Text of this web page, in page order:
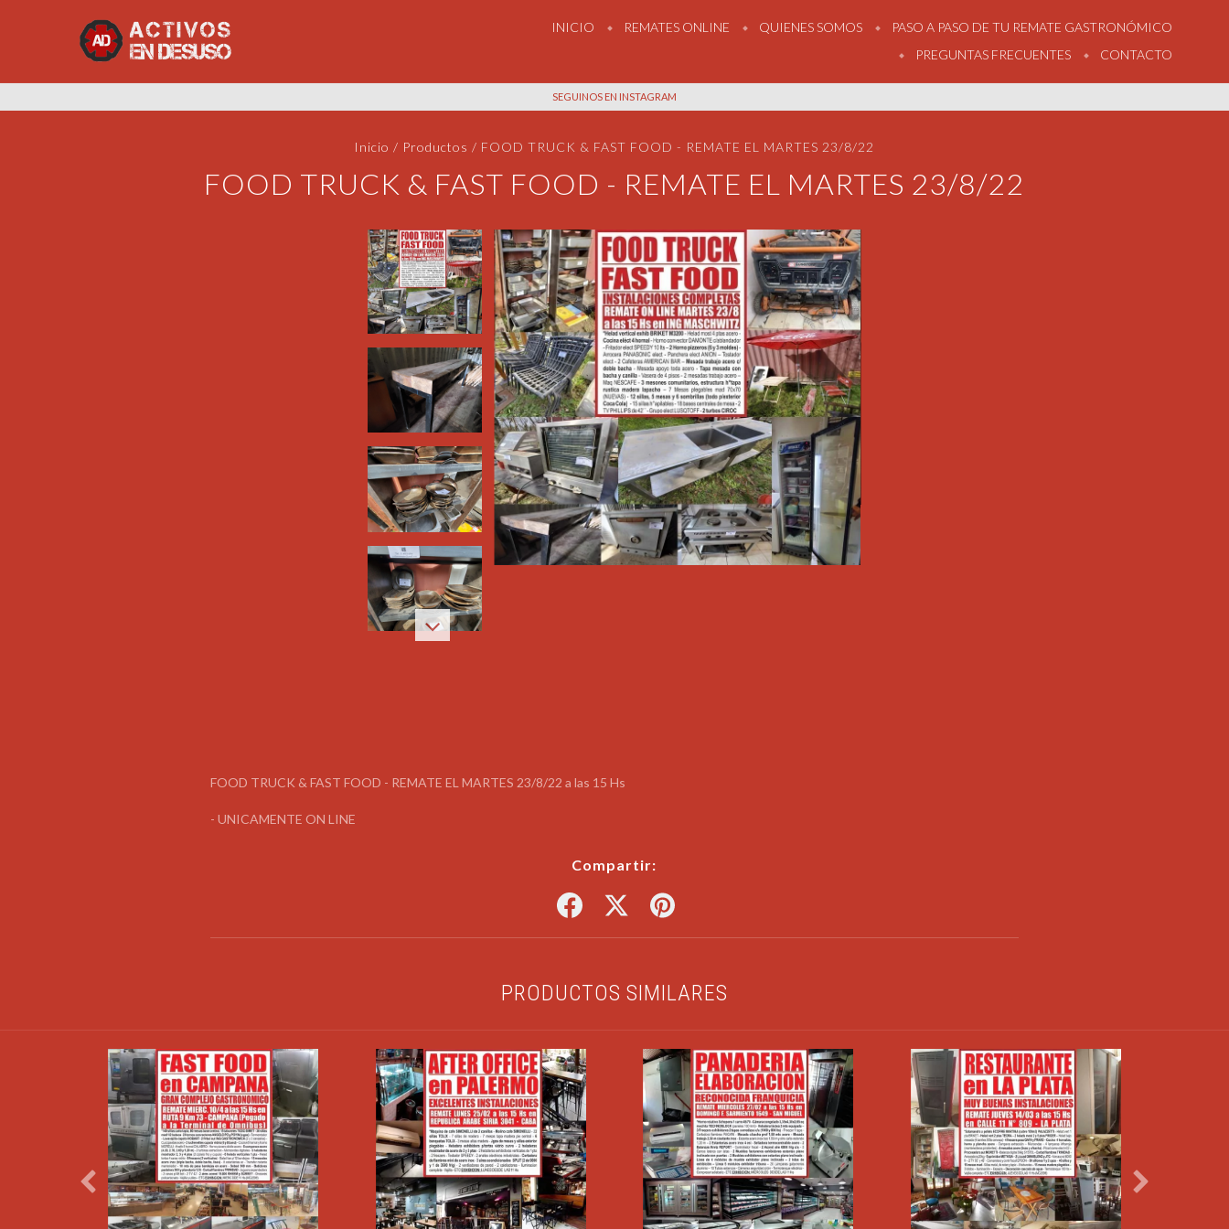
INICIO REMATES ONLINE QUIENES SOMOS
PASO A PASO DE TU REMATE GASTRONÓMICO
PREGUNTAS FRECUENTES
CONTACTO
SEGUINOS EN INSTAGRAM
Inicio / Productos / FOOD TRUCK & FAST FOOD - REMATE EL MARTES 23/8/22
FOOD TRUCK & FAST FOOD - REMATE EL MARTES 23/8/22
FOOD TRUCK & FAST FOOD - REMATE EL MARTES 23/8/22 a las 15 Hs
- UNICAMENTE ON LINE
Compartir:
PRODUCTOS SIMILARES